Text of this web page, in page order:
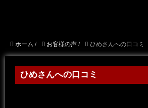
ホーム / お客様の声 / ひめさんへの口コミ
ひめさんへの口コミ